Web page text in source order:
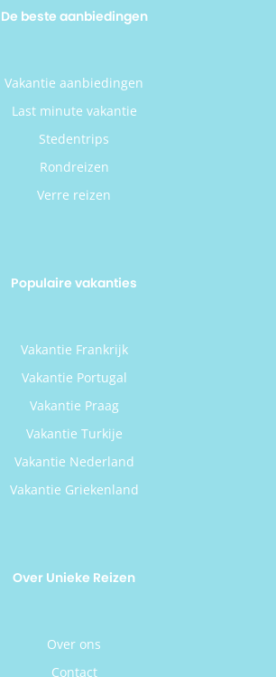
De beste aanbiedingen
Vakantie aanbiedingen
Last minute vakantie
Stedentrips
Rondreizen
Verre reizen
Populaire vakanties
Vakantie Frankrijk
Vakantie Portugal
Vakantie Praag
Vakantie Turkije
Vakantie Nederland
Vakantie Griekenland
Over Unieke Reizen
Over ons
Contact